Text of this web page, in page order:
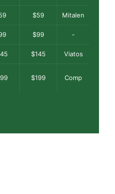
$59 Mitalen
$99 -
$145 Viatos
$199 Comp